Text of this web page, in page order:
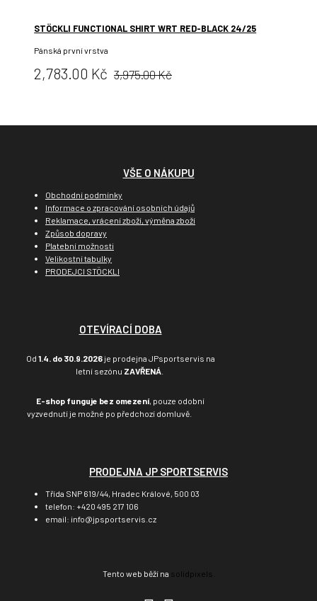
STÖCKLI FUNCTIONAL SHIRT WRT RED-BLACK 24/25
Pánská první vrstva
Cena:
2,783.00 Kč Původní
3,975.00 Kč
VŠE O NÁKUPU
Obchodní podmínky
Informace o zpracování osobních údajů
Reklamace, vrácení zboží, výměna zboží
Způsob dopravy
Platební možnosti
Velikostní tabulky
PRODEJCI STÖCKLI
OTEVÍRACÍ DOBA
Od 1.4. do 30.9.2026je prodejna JPsportservis na
letní sezónu ZAVŘENÁ
E-shop funguje bez omezení , pouze odobní
vyzvednutí je možné po předchozí domluvě.
PRODEJNA JP SPORTSERVIS
Třída SNP 619/44, Hradec Králové, 500 03
telefon: +420 495 217 106
email: info@jpsportservis.cz
Tento web běží na solidpixels.